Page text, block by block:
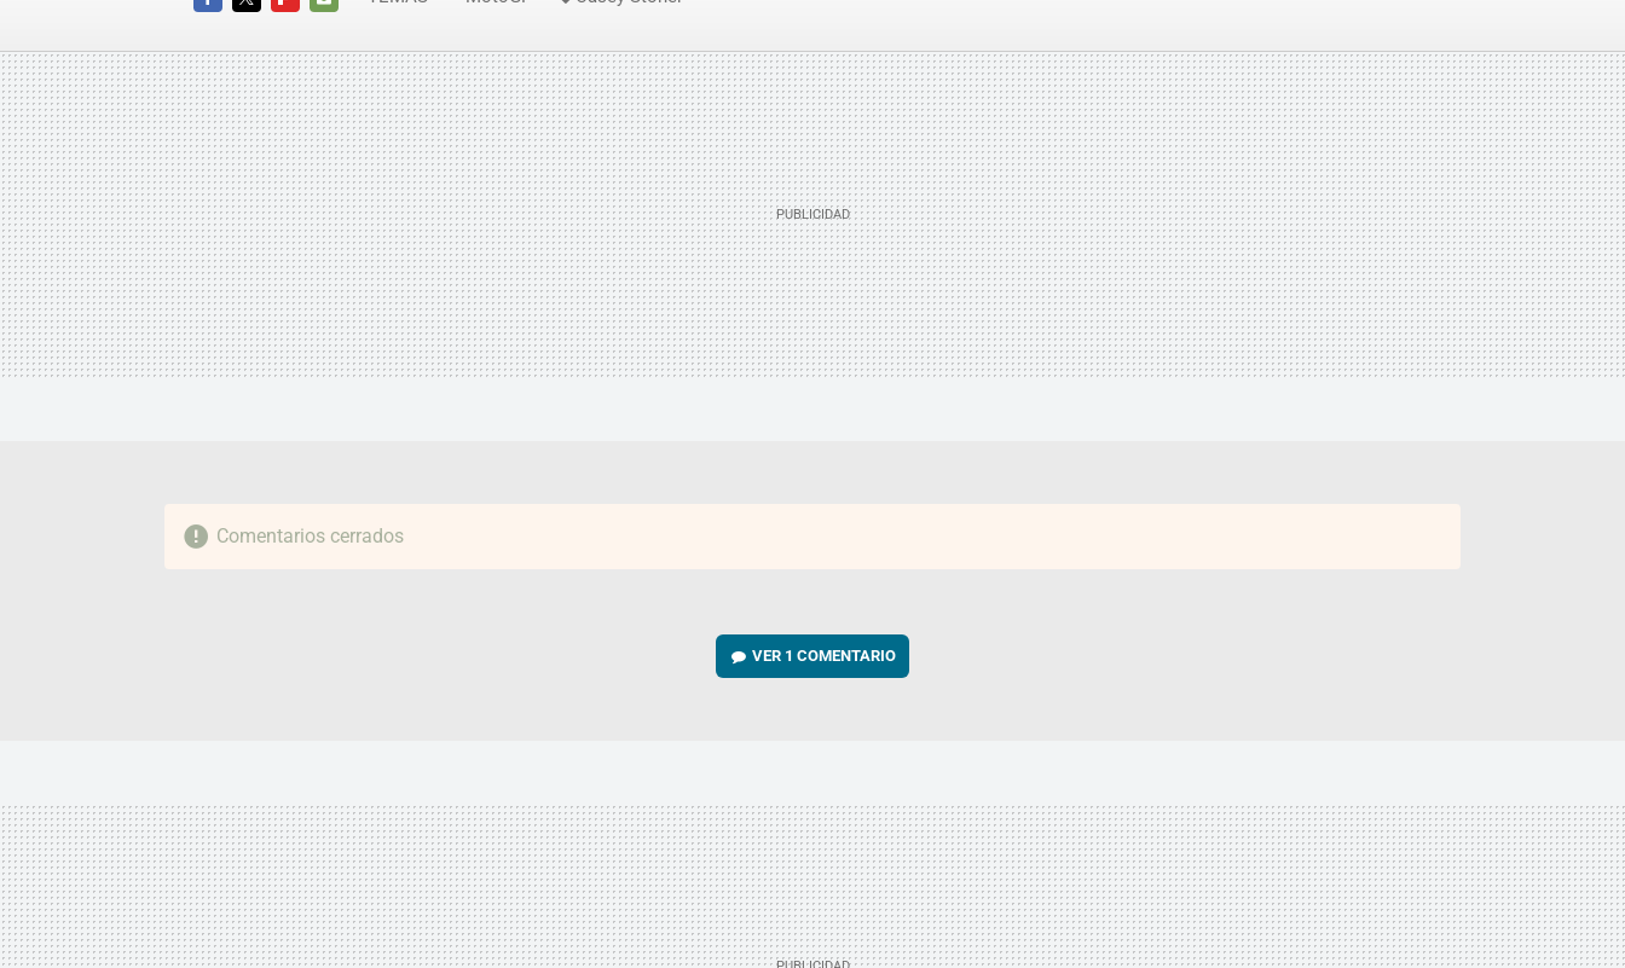
MAIL
Comentarios cerrados
VER 1 COMENTARIO